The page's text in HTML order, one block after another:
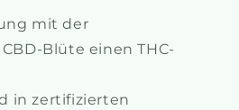
mit der
Blüte einen THC-
in zertifizierten